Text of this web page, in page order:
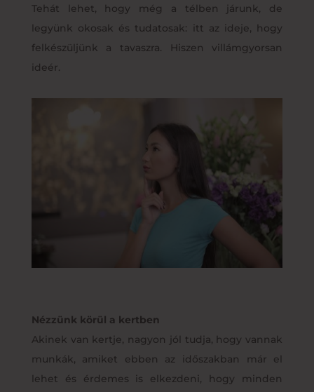
Tehát lehet, hogy még a télben járunk, de
legyünk okosak és tudatosak: itt az ideje, hogy
felkészüljünk a tavaszra. Hiszen villámgyorsan
ideér.
Nézzünk körül a kertben
Akinek van kertje, nagyon jól tudja, hogy vannak
munkák, amiket ebben az időszakban már el
lehet és érdemes is elkezdeni, hogy minden